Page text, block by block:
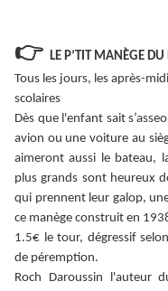
👉 LE P’TIT MANÈGE DU
Tous les jours, les après-
scolaires
Dès que l'enfant sait
avion ou une voiture au
aimeront aussi le bateau,
plus grands sont heureux
qui prennent leur galop,
ce manège construit en
1.5€ le tour, dégressif
de péremption.
Roch Daroussin l'auteur